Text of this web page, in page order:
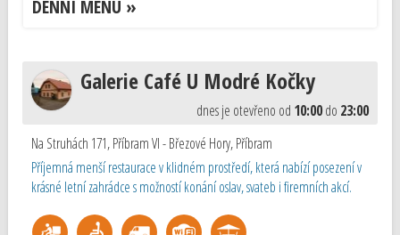
DENNÍ MENU »
Galerie Café U Modré Kočky
dnes je otevřeno od 10:00do 23:00
Na Struhách 171, Příbram VI - Březové Hory,Příbram
Příjemná menší restaurace v klidném prostředí, která nabízí posezení v
krásné letní zahrádce s možností konání oslav, svateb i firemních akcí.